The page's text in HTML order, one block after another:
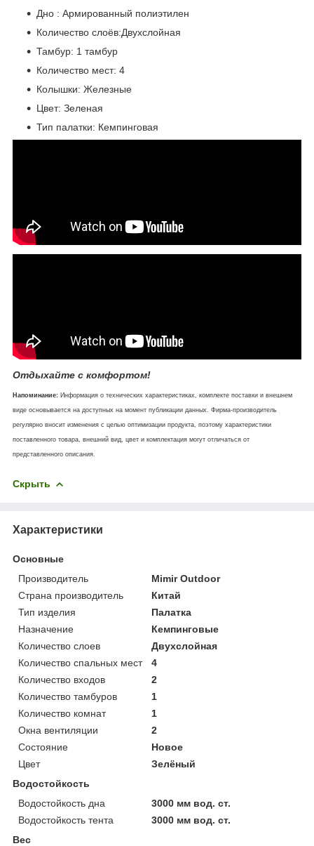
Дно : Армированный полиэтилен
Количество слоёв:Двухслойная
Тамбур: 1 тамбур
Количество мест: 4
Колышки: Железные
Цвет: Зеленая
Тип палатки: Кемпинговая
Отдыхайте с комфортом!
Напоминание: Информация о технических характеристиках, комплекте поставки и внешнем
виде основывается на доступных на момент публикации данных. Фирма-производитель
регулярно вносит изменения с целью оптимизации продукта, поэтому характеристики
поставленного товара, внешний вид, цвет и комплектация могут отличаться от
представленного описания.
Скрыть
Характеристики
Основные
Производитель
Mimir Outdoor
Страна производитель
Китай
Тип изделия
Палатка
Назначение
Кемпинговые
Количество слоев
Двухслойная
Количество спальных мест
4
Количество входов
2
Количество тамбуров
1
Количество комнат
1
Окна вентиляции
2
Состояние
Новое
Цвет
Зелёный
Водостойкость
Водостойкость дна
3000 мм вод. ст.
Водостойкость тента
3000 мм вод. ст.
Вес